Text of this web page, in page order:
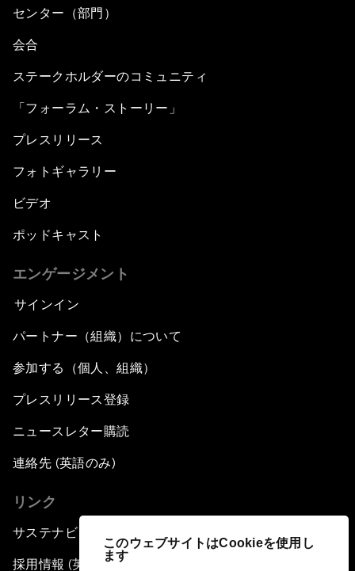
このウェブサイトはCookieを使用し
ます
センター（部門）
会合
ステークホルダーのコミュニティ
「フォーラム・ストーリー」
プレスリリース
フォトギャラリー
ビデオ
ポッドキャスト
エンゲージメント
サインイン
パートナー（組織）について
参加する（個人、組織）
プレスリリース登録
ニュースレター購読
連絡先 (英語のみ)
リンク
サステナビリティへの取り組み
採用情報 (英語のみ)